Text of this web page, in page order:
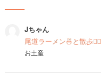
Jちゃん
尾道ラーメン🍜と散歩🚶‍♀️
お土産